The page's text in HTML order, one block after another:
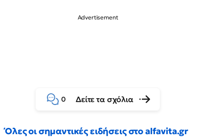
0 Δείτε τα σχόλια
Όλες οι σημαντικές ειδήσεις στο alfavita.gr